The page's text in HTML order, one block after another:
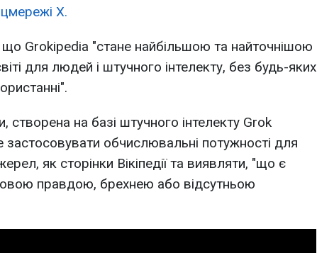
X.
Grokipedia "стане найбільшою та найточнішою
для людей і штучного інтелекту, без будь-яких
створена на базі штучного інтелекту Grok
обчислювальні потужності для
як сторінки Вікіпедії та виявляти, "що є
правдою, брехнею або відсутньою